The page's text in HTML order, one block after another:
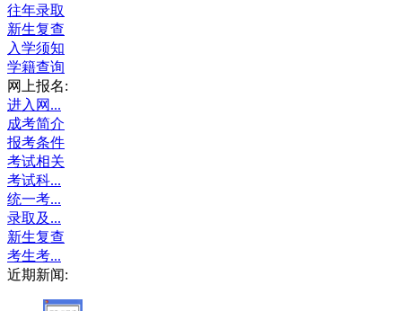
往年录取
新生复查
入学须知
学籍查询
网上报名:
进入网...
成考简介
报考条件
考试相关
考试科...
统一考...
录取及...
新生复查
考生考...
近期新闻: